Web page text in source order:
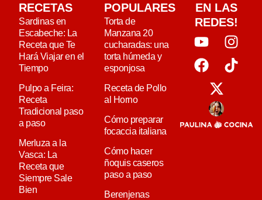
RECETAS
Sardinas en
Escabeche: La
Receta que Te
Hará Viajar en el
Tiempo
Pulpo a Feira:
Receta
Tradicional paso
a paso
Merluza a la
Vasca: La
Receta que
Siempre Sale
Bien
POPULARES
Torta de
Manzana 20
cucharadas: una
torta húmeda y
esponjosa
Receta de Pollo
al Horno
Cómo preparar
focaccia italiana
Cómo hacer
ñoquis caseros
paso a paso
Berenjenas
EN LAS
REDES!